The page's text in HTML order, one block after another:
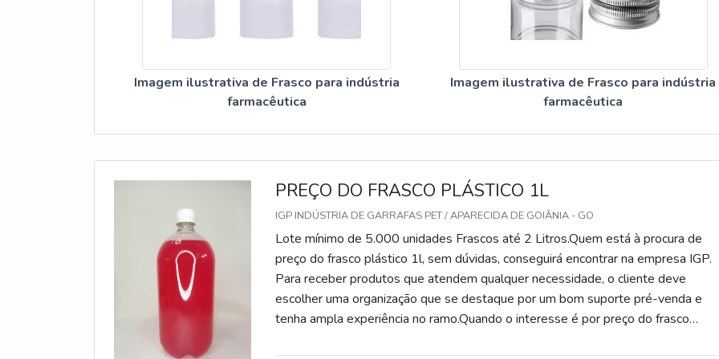
Imagem ilustrativa de Frasco para indústria
farmacêutica
Imagem ilustrativa de Frasco para indústria
farmacêutica
PREÇO DO FRASCO PLÁSTICO 1L
IGP INDÚSTRIA DE GARRAFAS PET / APARECIDA DE GOIÂNIA - GO
Lote mínimo de 5.000 unidades Frascos até 2 Litros.Quem está à procura de
preço do frasco plástico 1l, sem dúvidas, conseguirá encontrar na empresa IGP.
Para receber produtos que atendem qualquer necessidade, o cliente deve
escolher uma organização que se destaque por um bom suporte pré-venda e
tenha ampla experiência no ramo.Quando o interesse é por preço do frasco